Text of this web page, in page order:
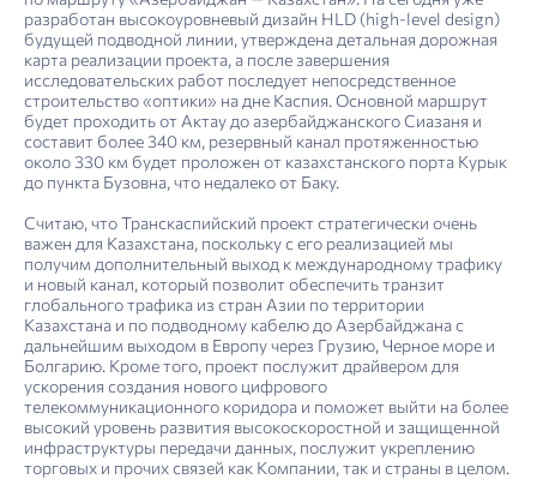
разработан высокоуровневый дизайн HLD (high-level design)
будущей подводной линии, утверждена детальная дорожная
карта реализации проекта, а после завершения
исследовательских работ последует непосредственное
строительство «оптики» на дне Каспия. Основной маршрут
будет проходить от Актау до азербайджанского Сиазаня и
составит более 340 км, резервный канал протяженностью
около 330 км будет проложен от казахстанского порта Курык
до пункта ­Бузовна, что недалеко от Баку.
Считаю, что Транскаспийский проект стратегически очень
важен для Казахстана, поскольку с его реализацией мы
получим дополнительный выход к международному трафику
и новый канал, который позволит обеспечить транзит
глобального трафика из стран Азии по территории
Казахстана и по подводному кабелю до Азербайджана с
дальнейшим выходом в Европу через Грузию, Черное море и
Болгарию. Кроме того, проект послужит драйвером для
ускорения создания нового цифрового
телекоммуникационного коридора и поможет выйти на более
высокий уровень развития высокоскоростной и защищенной
инфраструктуры передачи данных, послужит укреплению
торговых и прочих связей как Компании, так и страны в целом.